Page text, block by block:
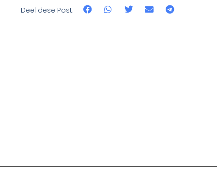
Deel dëse Post: